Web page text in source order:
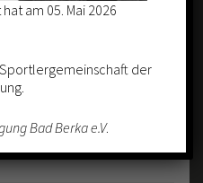
am 05. Mai 2026
der
Bad Berka e.V.